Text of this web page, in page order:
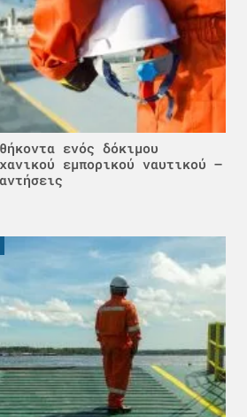
ενός δόκιμου
εμπορικού ναυτικού –